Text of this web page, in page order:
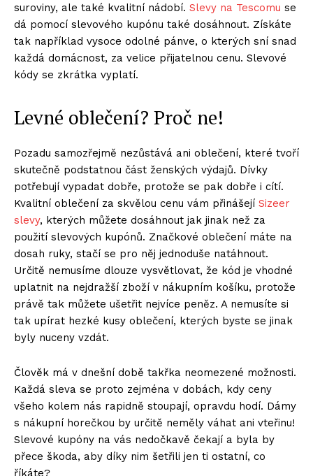
suroviny, ale také kvalitní nádobí. Slevy na Tescomu se
dá pomocí slevového kupónu také dosáhnout. Získáte
tak například vysoce odolné pánve, o kterých sní snad
každá domácnost, za velice přijatelnou cenu. Slevové
kódy se zkrátka vyplatí.
Levné oblečení? Proč ne!
Pozadu samozřejmě nezůstává ani oblečení, které tvoří
skutečně podstatnou část ženských výdajů. Dívky
potřebují vypadat dobře, protože se pak dobře i cítí.
Kvalitní oblečení za skvělou cenu vám přinášejí Sizeer
slevy, kterých můžete dosáhnout jak jinak než za
použití slevových kupónů. Značkové oblečení máte na
dosah ruky, stačí se pro něj jednoduše natáhnout.
Určitě nemusíme dlouze vysvětlovat, že kód je vhodné
uplatnit na nejdražší zboží v nákupním košíku, protože
právě tak můžete ušetřit nejvíce peněz. A nemusíte si
tak upírat hezké kusy oblečení, kterých byste se jinak
byly nuceny vzdát.
Člověk má v dnešní době takřka neomezené možnosti.
Každá sleva se proto zejména v dobách, kdy ceny
všeho kolem nás rapidně stoupají, opravdu hodí. Dámy
s nákupní horečkou by určitě neměly váhat ani vteřinu!
Slevové kupóny na vás nedočkavě čekají a byla by
přece škoda, aby díky nim šetřili jen ti ostatní, co
říkáte?